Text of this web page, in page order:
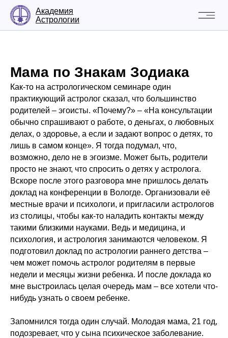
Академия
Астрологии
Мама по Знакам Зодиака
Как-то на астрологическом семинаре один
практикующий астролог сказал, что большинство
родителей – эгоисты. «Почему?» – «На консультации
обычно спрашивают о работе, о деньгах, о любовных
делах, о здоровье, а если и задают вопрос о детях, то
лишь в самом конце». Я тогда подумал, что,
возможно, дело не в эгоизме. Может быть, родители
просто не знают, что спросить о детях у астролога.
Вскоре после этого разговора мне пришлось делать
доклад на конференции в Вологде. Организовали её
местные врачи и психологи, и пригласили астрологов
из столицы, чтобы как-то наладить контакты между
такими близкими науками. Ведь и медицина, и
психология, и астрология занимаются человеком. Я
подготовил доклад по астрологии раннего детства –
чем может помочь астролог родителям в первые
недели и месяцы жизни ребенка. И после доклада ко
мне выстроилась целая очередь мам – все хотели что-
нибудь узнать о своем ребенке.
Запомнился тогда один случай. Молодая мама, 21 год,
подозревает, что у сына психическое заболевание.